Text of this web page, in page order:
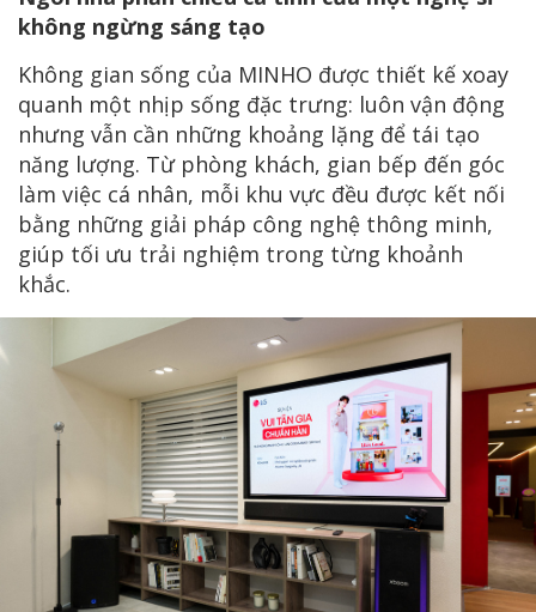
không ngừng sáng tạo
Không gian sống của MINHO được thiết kế xoay
quanh một nhịp sống đặc trưng: luôn vận động
nhưng vẫn cần những khoảng lặng để tái tạo
năng lượng. Từ phòng khách, gian bếp đến góc
làm việc cá nhân, mỗi khu vực đều được kết nối
bằng những giải pháp công nghệ thông minh,
giúp tối ưu trải nghiệm trong từng khoảnh
khắc.